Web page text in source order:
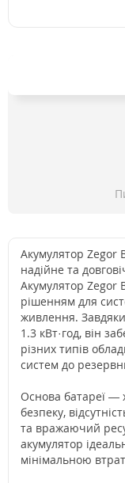
Акумулятор Zegor
надійне та
Акумулятор Zegor
рішенням для
живлення. Завдяки
1.3 кВт·год, він
різних типів
систем до
Основа батареї —
безпеку,
та вражаючий
акумулятор
мінімальною